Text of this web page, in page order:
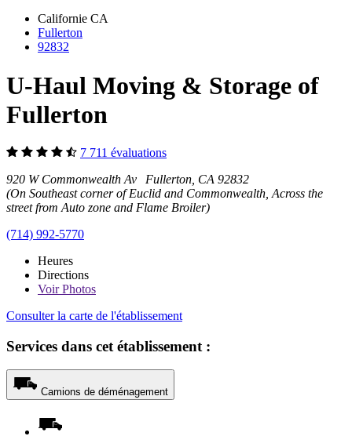
Californie CA
Fullerton
92832
U-Haul Moving & Storage of
Fullerton
7 711 évaluations
920 W Commonwealth Av Fullerton, CA 92832
(On Southeast corner of Euclid and Commonwealth, Across the
street from Auto zone and Flame Broiler)
(714) 992-5770
Heures
Directions
VoirPhotos
Consulter la carte de l'établissement
Services dans cet établissement :
Camions de déménagement